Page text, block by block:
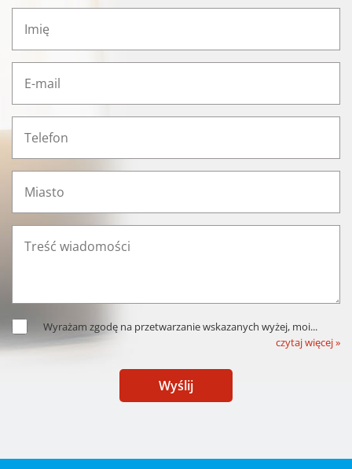
Wyrażam zgodę na przetwarzanie wskazanych wyżej, moi...
czytaj więcej »
Wyślij